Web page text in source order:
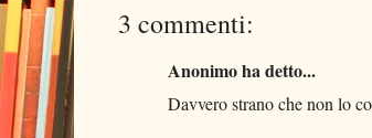
3 commenti:
Anonimo ha detto...
Davvero strano che non lo